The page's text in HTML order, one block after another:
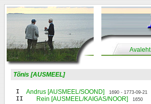
Avaleht
Tõnis [AUSMEEL]
I Andrus [AUSMEEL/SOOND] 1690 - 1773-09-21
II Rein [AUSMEEL/KAIGAS/NOOR] 1650